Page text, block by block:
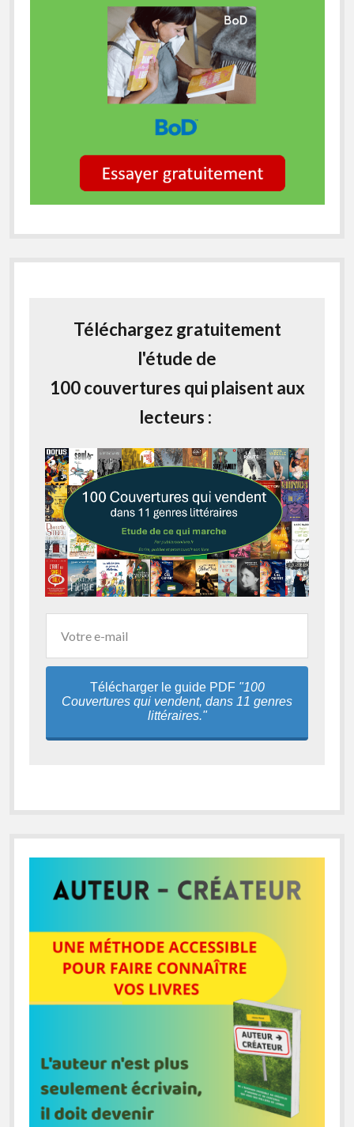
Téléchargez gratuitement
l'étude de
100 couvertures qui plaisent aux
lecteurs :
Télécharger le guide PDF "100
Couvertures qui vendent, dans 11 genres
littéraires."